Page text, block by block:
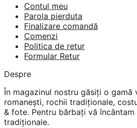
Contul meu
Parola pierduta
Finalizare comandă
Comenzi
Politica de retur
Formular Retur
Despre
În magazinul nostru găsiți o gamă
romanești, rochii tradiționale,
& fote. Pentru bărbați vă încântam
tradiționale.